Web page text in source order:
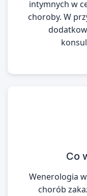
intymnych w
choroby. W
Co
Wenerologia
chorób